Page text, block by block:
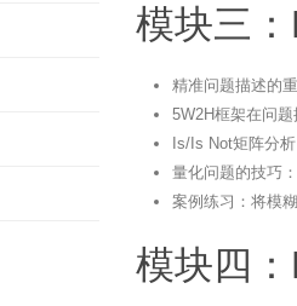
模块三
精准问题描述的
5W2H框架在问
Is/Is Not矩阵分
量化问题的技巧
案例练习：将模
模块四